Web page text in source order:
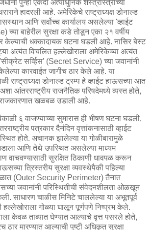
पुन्हा एकदा अत्याधुनिक शस्त्रास्त्रांच्या
हादरली आहे. अमेरिकेचे राष्ट्राध्यक्ष डोनाल्ड
आणि सर्वोच्च कार्यालय असलेल्या 'व्हाईट
बाहेरील सुरक्षा कडे तोडून एका २१ वर्षीय
केल्याची धक्कादायक घटना घडली आहे. नासिर बेस्ट
अत्यंत विचलित हल्लेखोराला अमेरिकेच्या अत्यंत
'सीक्रेट सर्व्हिस' (Secret Service) च्या जवानांनी
कारवाईत जागीच ठार केले आहे. या
राष्ट्राध्यक्ष डोनाल्ड ट्रम्प हे व्हाईट हाऊसच्या आत
आंतरराष्ट्रीय राजनैतिक परिषदेमध्ये व्यस्त होते,
खळबळ उडाली आहे.
६ वाजण्याच्या सुमारास ही भीषण घटना घडली,
पत्रकार दैनंदिन वृत्तांकनासाठी व्हाईट
होते. अचानक झालेल्या या गोळीबारामुळे
आणि तेथे उपस्थित असलेल्या माध्यम
वाचवण्यासाठी सुरक्षित ठिकाणी धावपळ करून
त्रिस्तरीय सुरक्षा व्यवस्थेपैकी पहिल्या
(Outer Security Perimeter) तैनात
जवानांनी परिस्थितीची संवेदनशीलता ओळखून
साधारण चाळीस मिनिटे चाललेल्या या अभूतपूर्व
हल्लेखोराला गोळ्या घालून पूर्णपणे निष्प्रभ केले.
केवळ ताब्यात घेण्यात आल्याचे वृत्त पसरले होते,
ठार मारण्यात आल्याची पुष्टी अधिकृत सुरक्षा